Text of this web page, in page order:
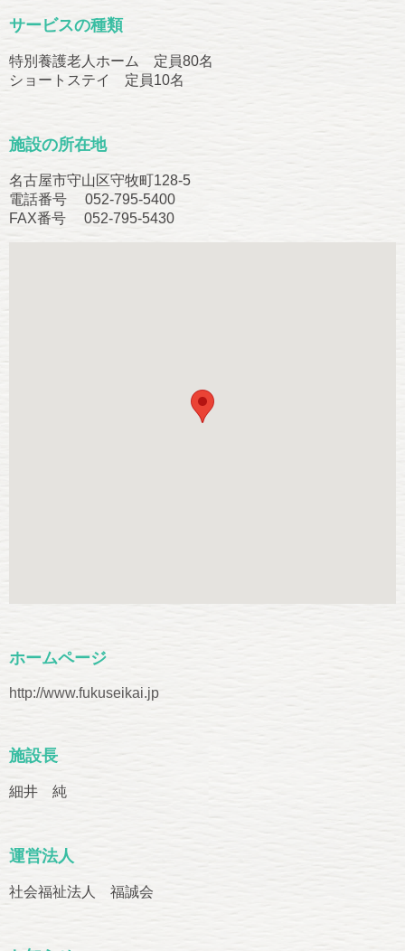
サービスの種類
特別養護老人ホーム 定員80名
ショートステイ 定員10名
施設の所在地
名古屋市守山区守牧町128-5
電話番号 052-795-5400
FAX番号 052-795-5430
ホームページ
http://www.fukuseikai.jp
施設長
細井 純
運営法人
社会福祉法人 福誠会